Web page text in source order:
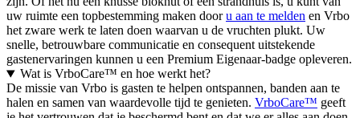
uw ruimte een topbestemming maken dooru aan te melden en Vrbo
het zware werk te laten doen waarvan u de vruchten plukt. Uw
snelle, betrouwbare communicatie en consequent uitstekende
gastenervaringen kunnen u een Premium Eigenaar-badge opleveren.
Wat is VrboCare™ en hoe werkt het?
De missie van Vrbo is gasten te helpen ontspannen, banden aan te
halen en samen van waardevolle tijd te genieten. VrboCare™ geeft